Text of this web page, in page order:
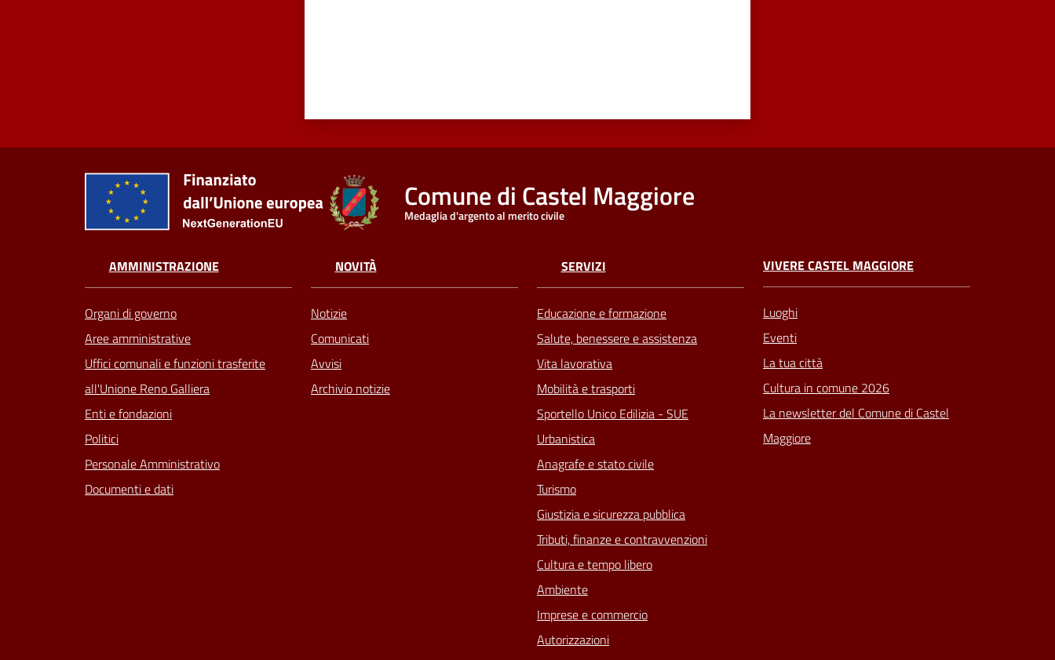
Comune di Castel Maggiore
Medaglia d'argento al merito civile
AMMINISTRAZIONE
Organi di governo
Aree amministrative
Uffici comunali e funzioni trasferite
all'Unione Reno Galliera
Enti e fondazioni
Politici
Personale Amministrativo
Documenti e dati
NOVITÀ
Notizie
Comunicati
Avvisi
Archivio notizie
SERVIZI
Educazione e formazione
Salute, benessere e assistenza
Vita lavorativa
Mobilità e trasporti
Sportello Unico Edilizia - SUE
Urbanistica
Anagrafe e stato civile
Turismo
Giustizia e sicurezza pubblica
Tributi, finanze e contravvenzioni
Cultura e tempo libero
Ambiente
Imprese e commercio
Autorizzazioni
VIVERE CASTEL MAGGIORE
Luoghi
Eventi
La tua città
Cultura in comune 2026
La newsletter del Comune di Castel
Maggiore